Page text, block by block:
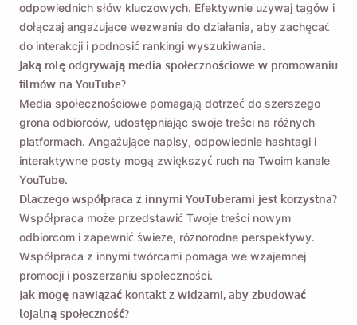
odpowiednich słów kluczowych. Efektywnie używaj tagów i
dołączaj angażujące wezwania do działania, aby zachęcać
do interakcji i podnosić rankingi wyszukiwania.
Jaką rolę odgrywają media społecznościowe w promowaniu
filmów na YouTube?
Media społecznościowe pomagają dotrzeć do szerszego
grona odbiorców, udostępniając swoje treści na różnych
platformach. Angażujące napisy, odpowiednie hashtagi i
interaktywne posty mogą zwiększyć ruch na Twoim kanale
YouTube.
Dlaczego współpraca z innymi YouTuberami jest korzystna?
Współpraca może przedstawić Twoje treści nowym
odbiorcom i zapewnić świeże, różnorodne perspektywy.
Współpraca z innymi twórcami pomaga we wzajemnej
promocji i poszerzaniu społeczności.
Jak mogę nawiązać kontakt z widzami, aby zbudować
lojalną społeczność?